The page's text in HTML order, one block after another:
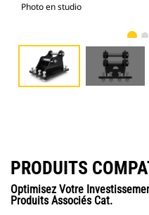
Photo en studio
PRODUITS
Optimisez Votre
Produits Associés Cat.